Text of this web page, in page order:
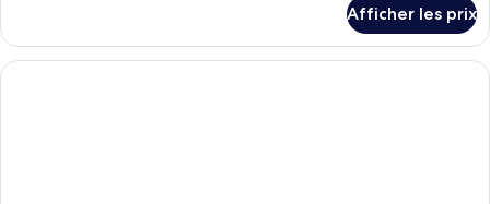
fumeur
Chambre
Deluxe,
non-
Afficher les prix